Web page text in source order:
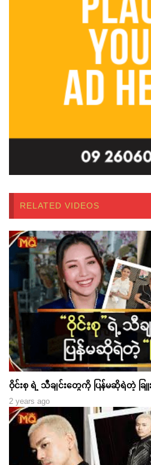
RELATED VIDEOS
ဝိုင်းစု ရဲ့ သီချင်းတွေကို ပြန်မဆိုရဲတဲ့ ခြူ
2 years ago